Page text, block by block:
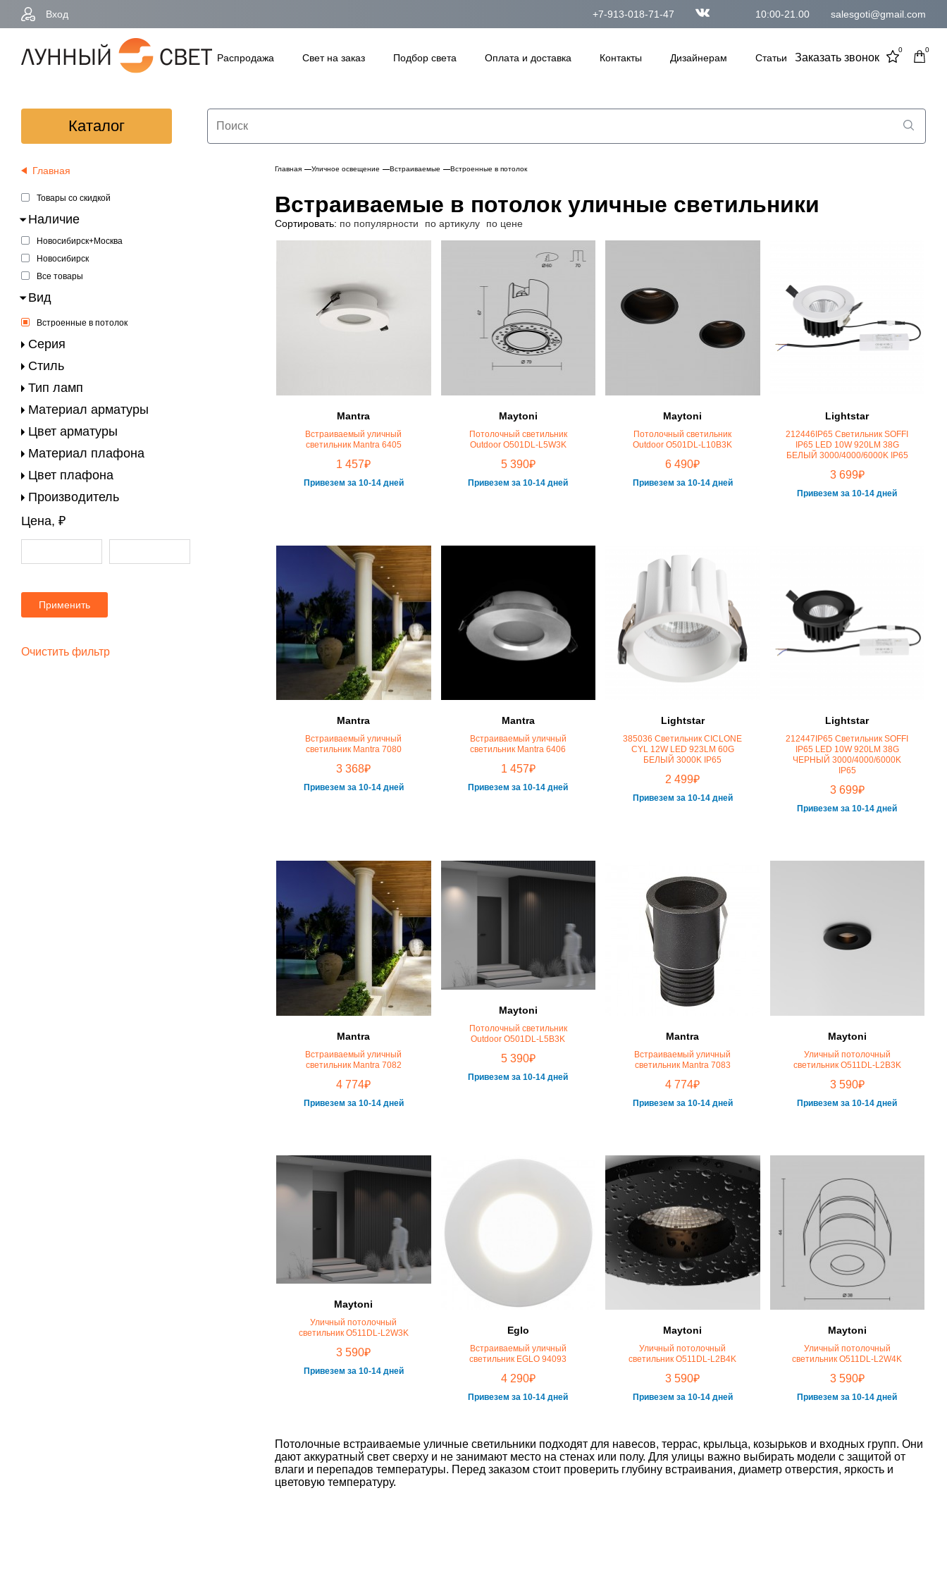
Вход +7-913-018-71-47 10:00-21.00 salesgoti@gmail.com
Распродажа Свет на заказ Подбор света Оплата и доставка Контакты Дизайнерам Статьи Заказать звонок
0 0
Каталог
Главная
Товары со скидкой
Наличие
Новосибирск+Москва
Новосибирск
Все товары
Вид
Встроенные в потолок
Серия
Стиль
Тип ламп
Материал арматуры
Цвет арматуры
Материал плафона
Цвет плафона
Производитель
Цена, ₽
Применить
Очистить фильтр
Главная Уличное освещение Встраиваемые Встроенные в потолок
Встраиваемые в потолок уличные светильники
Сортировать: по популярности по артикулу по цене
Mantra
Встраиваемый уличный
светильник Mantra 6405
1 457₽
Привезем за 10-14 дней
Maytoni
Потолочный светильник
Outdoor O501DL-L5W3K
5 390₽
Привезем за 10-14 дней
Maytoni
Потолочный светильник
Outdoor O501DL-L10B3K
6 490₽
Привезем за 10-14 дней
Lightstar
212446IP65 Светильник SOFFI
IP65 LED 10W 920LM 38G
БЕЛЫЙ 3000/4000/6000K IP65
3 699₽
Привезем за 10-14 дней
Mantra
Встраиваемый уличный
светильник Mantra 7080
3 368₽
Привезем за 10-14 дней
Mantra
Встраиваемый уличный
светильник Mantra 6406
1 457₽
Привезем за 10-14 дней
Lightstar
385036 Светильник CICLONE
CYL 12W LED 923LM 60G
БЕЛЫЙ 3000K IP65
2 499₽
Привезем за 10-14 дней
Lightstar
212447IP65 Светильник SOFFI
IP65 LED 10W 920LM 38G
ЧЕРНЫЙ 3000/4000/6000K
IP65
3 699₽
Привезем за 10-14 дней
Mantra
Встраиваемый уличный
светильник Mantra 7082
4 774₽
Привезем за 10-14 дней
Maytoni
Потолочный светильник
Outdoor O501DL-L5B3K
5 390₽
Привезем за 10-14 дней
Mantra
Встраиваемый уличный
светильник Mantra 7083
4 774₽
Привезем за 10-14 дней
Maytoni
Уличный потолочный
светильник O511DL-L2B3K
3 590₽
Привезем за 10-14 дней
Maytoni
Уличный потолочный
светильник O511DL-L2W3K
3 590₽
Привезем за 10-14 дней
Eglo
Встраиваемый уличный
светильник EGLO 94093
4 290₽
Привезем за 10-14 дней
Maytoni
Уличный потолочный
светильник O511DL-L2B4K
3 590₽
Привезем за 10-14 дней
Maytoni
Уличный потолочный
светильник O511DL-L2W4K
3 590₽
Привезем за 10-14 дней
Потолочные встраиваемые уличные светильники подходят для навесов, террас, крыльца, козырьков и входных групп. Они
дают аккуратный свет сверху и не занимают место на стенах или полу. Для улицы важно выбирать модели с защитой от
влаги и перепадов температуры. Перед заказом стоит проверить глубину встраивания, диаметр отверстия, яркость и
цветовую температуру.